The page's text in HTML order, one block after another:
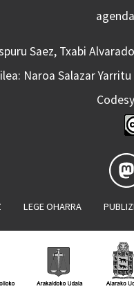
Saez, Txabi
Naroa Salazar
LEGE OHARRA